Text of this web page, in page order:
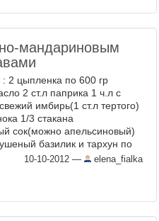
мандариновым
: 2 цыпленка по 600 гр
2 ст.л паприка 1 ч.л с
имбирь(1 ст.л тертого)
1/3 стакана
сок(можно апельсиновый)
базилик и тархун по
и розовый ...
10-10-2012 — elena_fialka